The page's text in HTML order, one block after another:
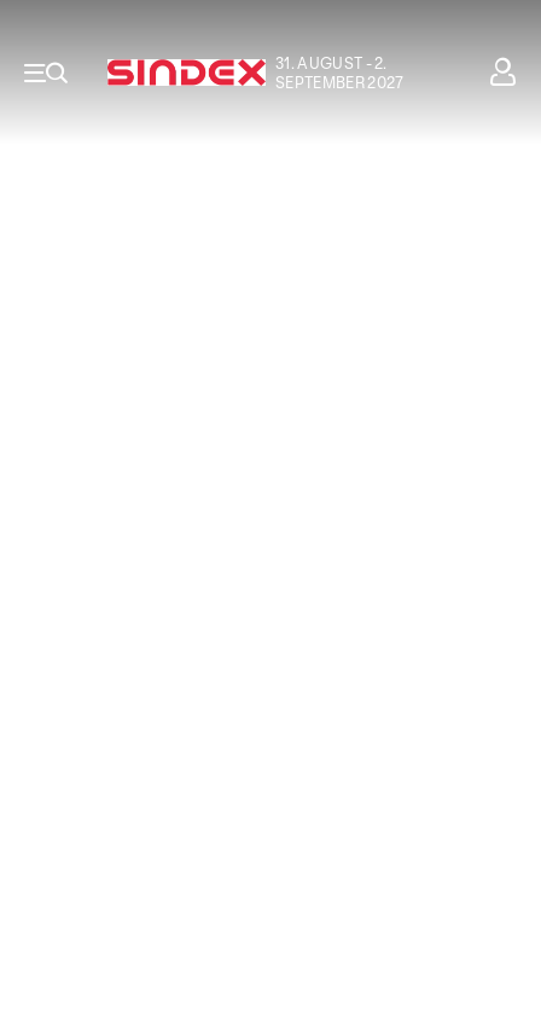
31. AUGUST - 2.
SEPTEMBER 2027